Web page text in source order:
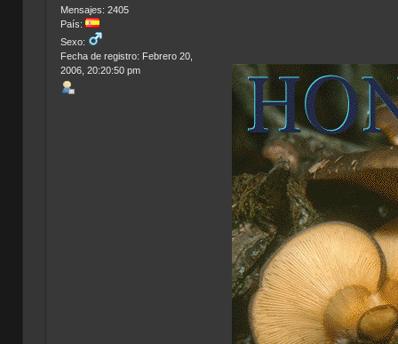
Mensajes: 2405
País:
Sexo:
Fecha de registro: Febrero 20,
2006, 20:20:50 pm